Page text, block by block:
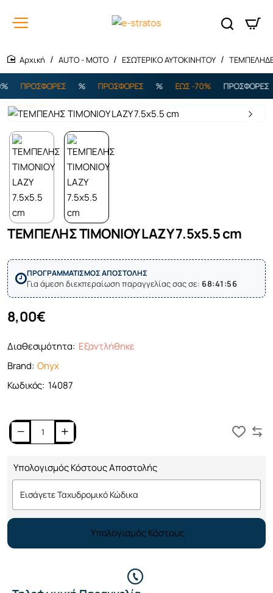
AUTO - MOTO ΕΣΩΤΕΡΙΚΟ ΑΥΤΟΚΙΝΗΤΟΥ
ΠΡΟΣΦΟΡΕΣ ΠΡΟΣΦΟΡΕΣ ΕΩΣ -70% ΠΡΟΣΦΟΡΕΣ
ΤΕΜΠΕΛΗΣ ΤΙΜΟΝΙΟΥ LAZY 7.5x5.5 cm
ΠΡΟΓΡΑΜΜΑΤΙΣΜΟΣ ΑΠΟΣΤΟΛΗΣ
Για άμεση διεκπεραίωση παραγγελίας σας σε: 68:41:56
Διαθεσιμότητα: Εξαντλήθηκε
Brand: Onyx
Κωδικός: 14087
8,00€
Υπολογισμός Κόστους Αποστολής
Υπολογισμός Κόστους